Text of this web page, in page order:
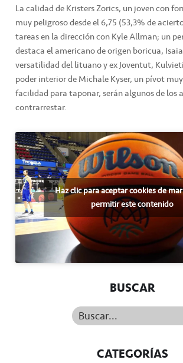
La calidad de Kristers Zorics, un joven con
muy peligroso desde el 6,75 (53,3% de
tareas en la dirección con Kyle Allman; un
destaca el americano de origen boricua,
versatilidad del lituano y ex Joventut,
poder interior de Michale Kyser, un pívot
facilidad para taponar, serán algunos de los
contrarrestar.
Haz clic para aceptar cookies de
permitir este contenido
BUSCAR
Buscar...
CATEGORÍAS